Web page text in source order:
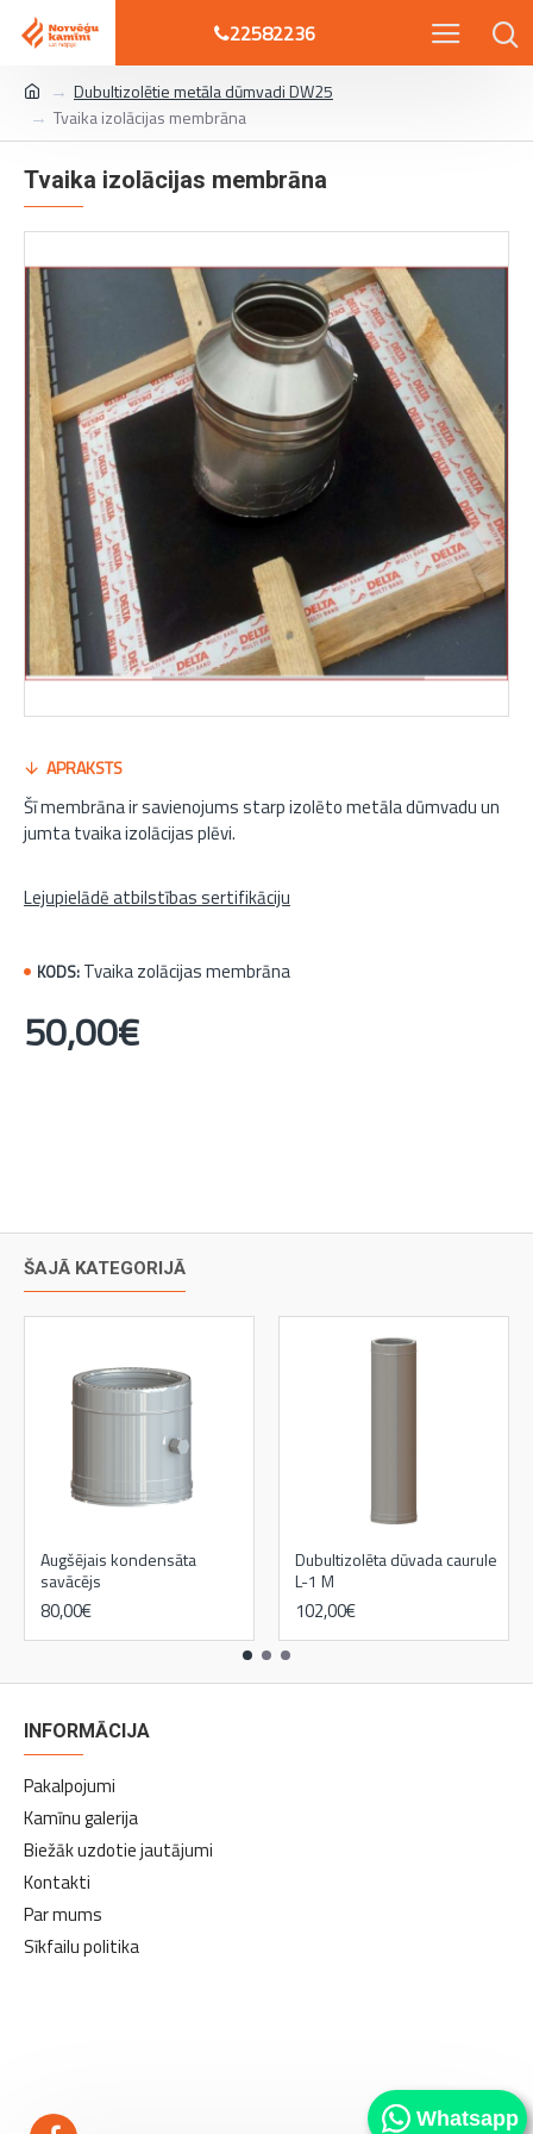
Whatsapp
22582236
Dubultizolētie metāla dūmvadi DW25
Tvaika izolācijas membrāna
Tvaika izolācijas membrāna
APRAKSTS
Šī membrāna ir savienojums starp izolēto metāla dūmvadu un
jumta tvaika izolācijas plēvi.
Lejupielādē atbilstības sertifikāciju
KODS: Tvaika zolācijas membrāna
50,00€
ŠAJĀ KATEGORIJĀ
Augšējais kondensāta
savācējs
80,00€
Dubultizolēta dūvada caurule
L-1 M
102,00€
INFORMĀCIJA
Pakalpojumi
Kamīnu galerija
Biežāk uzdotie jautājumi
Kontakti
Par mums
Sīkfailu politika